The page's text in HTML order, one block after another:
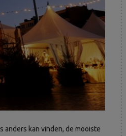
anders kan vinden, de mooiste